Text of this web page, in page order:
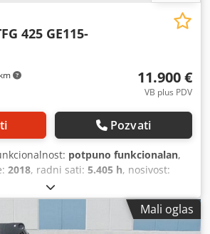
425 GE115-
11.900 €
VB plus PDV
Pozvati
potpuno funkcionalan,
2018, radni sati: 5.405 h, nosivost:
5.000 mm
električni, tip jarma:triplex,
, širina nosivog rama
, dužina viljuške: 1.150 mm, prazna
Mali oglas